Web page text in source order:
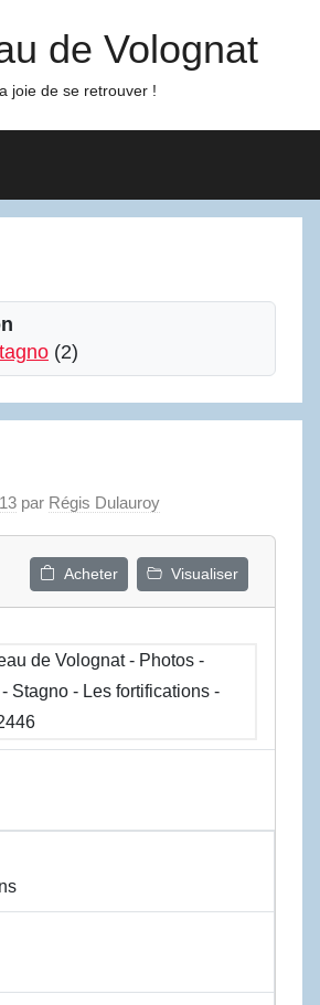
de Volognat
joie de se retrouver !
(2)
par Régis Dulauroy
Acheter Visualiser